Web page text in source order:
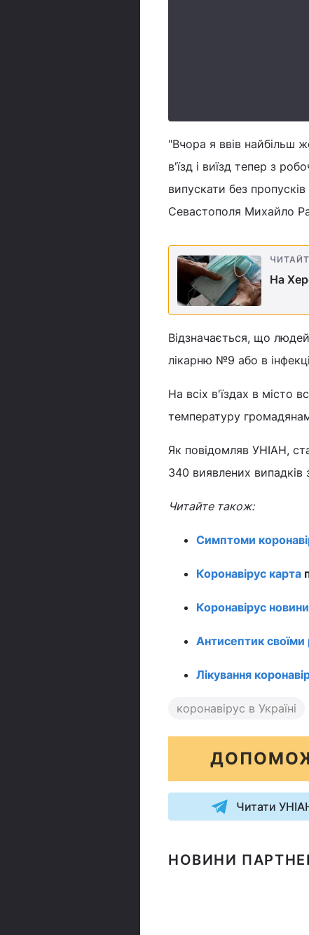
"Вчора я ввів найбільш
в'їзд і виїзд тепер з
випускати без
Севастополя Михайло
На
Відзначається, що
лікарню №9 або в
На всіх в'їздах в місто
температуру
Як повідомляв УНІАН,
340 виявлених
Читайте також:
Симптоми
Коронавірус карта
Коронавірус новини
Антисептик своїми
Лікування
коронавірус в Україні
Читати
НОВИНИ